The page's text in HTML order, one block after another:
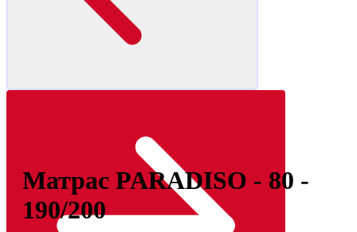
Матрас PARADISO - 80 -
190/200